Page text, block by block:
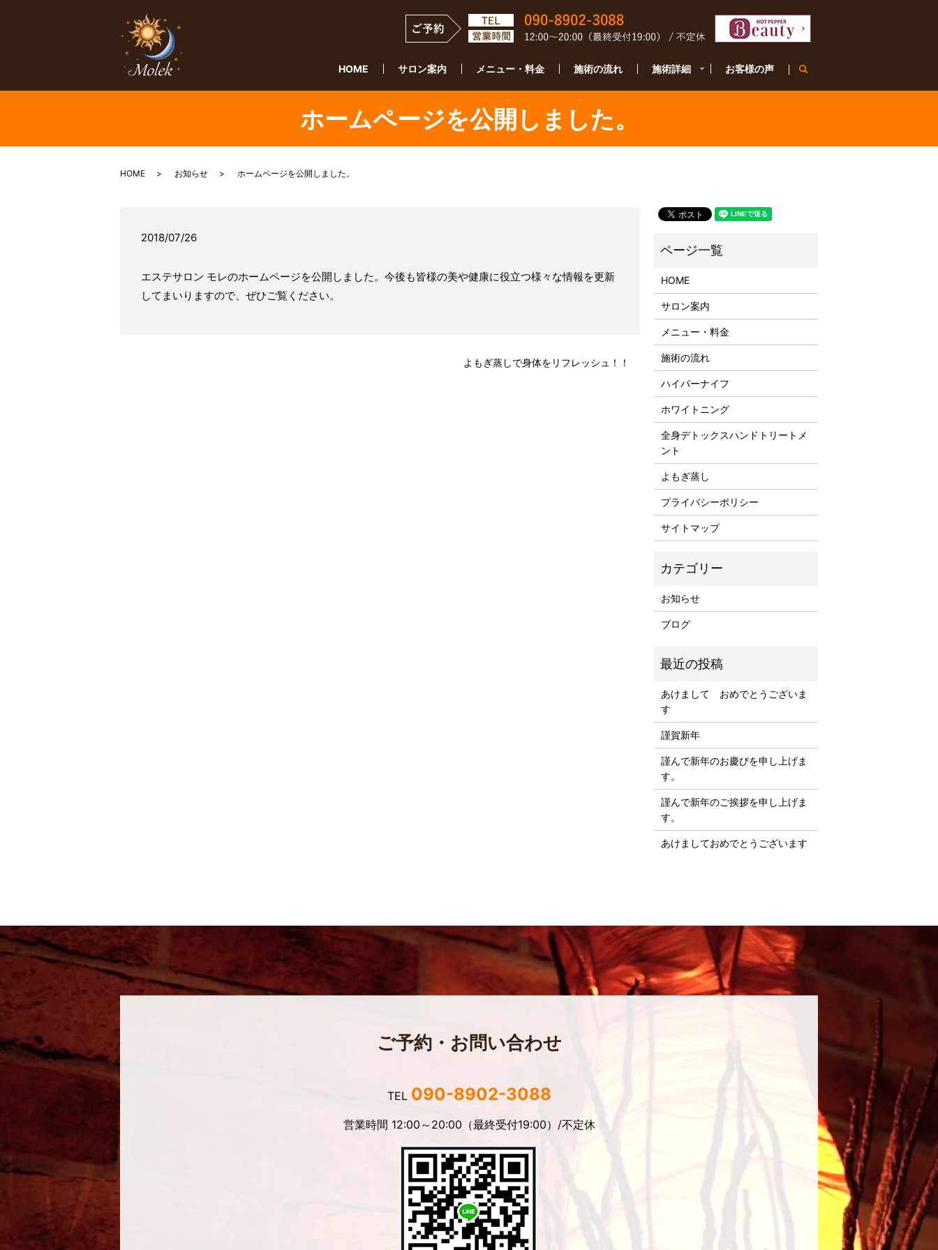
HOME サロン案内 メニュー・料金 施術の流れ 施術詳細 お客様の声 search
ホームページを公開しました。
HOME お知らせ ホームページを公開しました。
2018/07/26
エステサロン モレのホームページを公開しました。今後も皆様の美や健康に役立つ様々な情報を更新
してまいりますので、ぜひご覧ください。
よもぎ蒸しで身体をリフレッシュ！！
HOME
サロン案内
メニュー・料金
施術の流れ
ハイパーナイフ
ホワイトニング
全身デトックスハンドトリートメ
ント
よもぎ蒸し
プライバシーポリシー
サイトマップ
お知らせ
ブログ
あけまして おめでとうございま
す
謹賀新年
謹んで新年のお慶びを申し上げま
す。
謹んで新年のご挨拶を申し上げま
す。
あけましておめでとうございます
ご予約・お問い合わせ
TEL 090-8902-3088
営業時間 12:00～20:00（最終受付19:00）/不定休